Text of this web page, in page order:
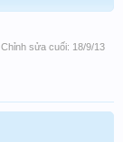
Chỉnh sửa cuối: 18/9/13